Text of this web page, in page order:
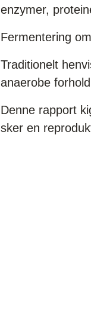
enzymer,
Fermentering
Traditionelt
anaerobe
Denne rapport
sker en